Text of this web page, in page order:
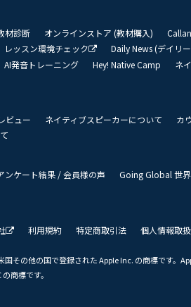
材診断 オンラインストア (教材購入)
レッスン環境チェック Daily News (デイリ
AI発音トレーニング Hey! Native Camp ネ
ビュー ネイティブスピーカーについて
カ
ンケート結果 / 会員様の声 Going Global 世
利用規約 特定商取引法 個人情報取
国その他の国で登録された Apple Inc. の商標です。
商標です。